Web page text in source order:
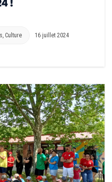
Culture 16 juillet 2024